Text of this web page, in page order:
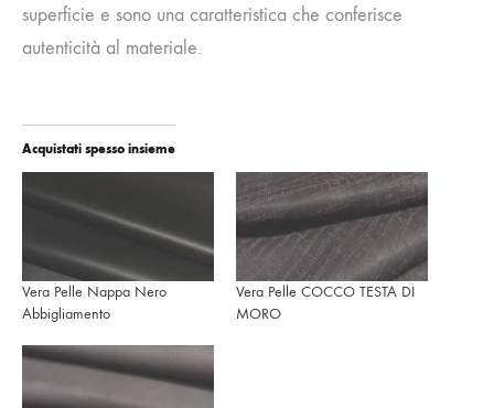
superficie e sono una caratteristica che conferisce
autenticità al materiale.
Acquistati spesso insieme
Vera Pelle Nappa Nero
Abbigliamento
Vera Pelle COCCO TESTA DI
MORO